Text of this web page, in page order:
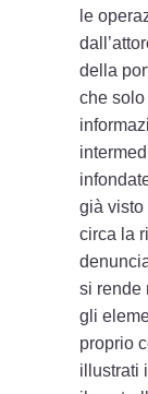
le
della
che
già visto
circa la
si rende
gli
proprio
illustrati